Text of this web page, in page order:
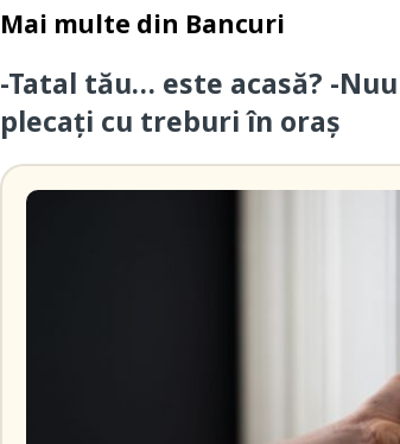
Mai multe din Bancuri
-Tatal tău… este acasă? -
plecați cu treburi în oraș